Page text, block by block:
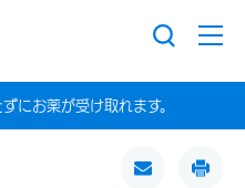
にお薬が受け取れます。